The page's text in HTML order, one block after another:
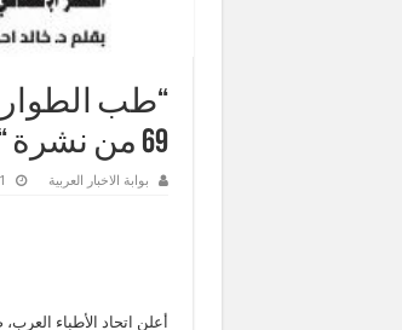
“طب
69 من نشرة “الأطباء العرب”
بوابة الاخبار العربية 21